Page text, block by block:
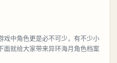
戏中角色更是必不可少，有不少小
面就给大家带来异环海月角色档案